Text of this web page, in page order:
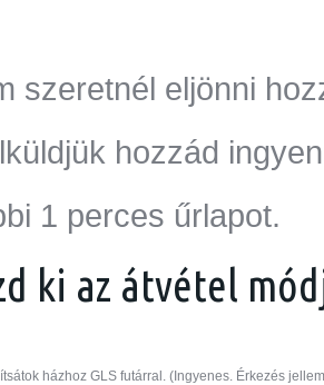
szeretnél eljönni
hozzád
1 perces űrlapot.
ki az átvétel
házhoz GLS futárral. (Ingyenes. Érkezés